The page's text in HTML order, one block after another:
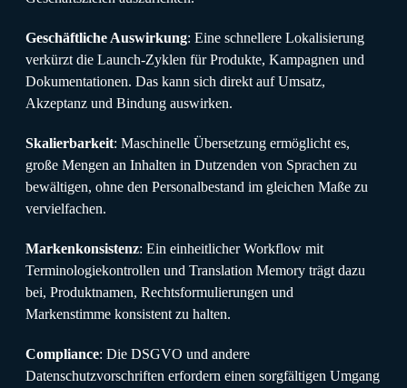
Geschäftliche Auswirkung: Eine schnellere Lokalisierung
verkürzt die Launch-Zyklen für Produkte, Kampagnen und
Dokumentationen. Das kann sich direkt auf Umsatz,
Akzeptanz und Bindung auswirken.
Skalierbarkeit: Maschinelle Übersetzung ermöglicht es,
große Mengen an Inhalten in Dutzenden von Sprachen zu
bewältigen, ohne den Personalbestand im gleichen Maße zu
vervielfachen.
Markenkonsistenz: Ein einheitlicher Workflow mit
Terminologiekontrollen und Translation Memory trägt dazu
bei, Produktnamen, Rechtsformulierungen und
Markenstimme konsistent zu halten.
Compliance: Die DSGVO und andere
Datenschutzvorschriften erfordern einen sorgfältigen Umgang